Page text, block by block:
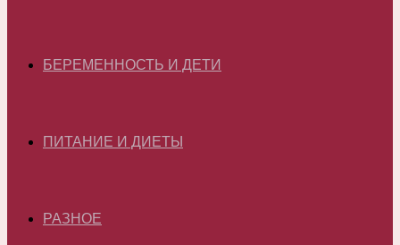
БЕРЕМЕННОСТЬ И ДЕТИ
ПИТАНИЕ И ДИЕТЫ
РАЗНОЕ